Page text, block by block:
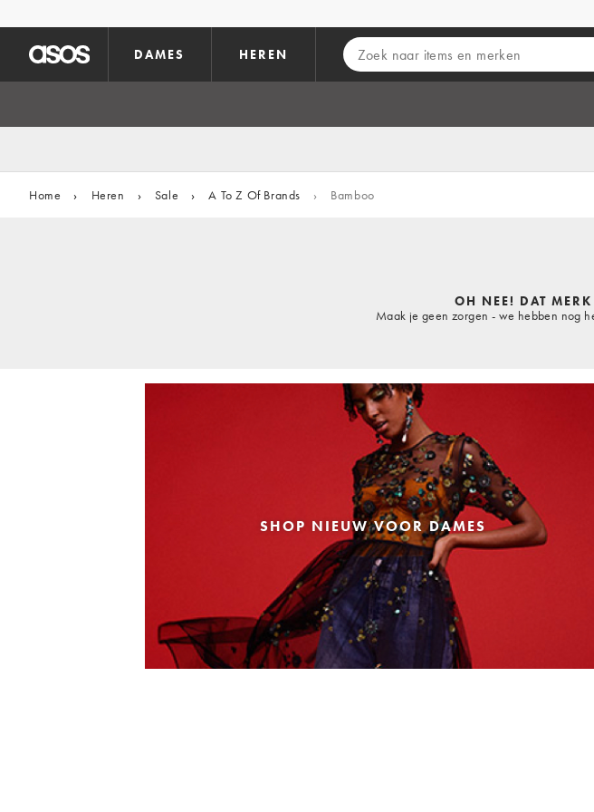
DAMES HEREN
Home › Heren › Sale › A To Z Of Brands › Bamboo
OH NEE! DAT
Maak je geen zorgen - we hebben nog
SHOP NIEUW VOOR DAMES